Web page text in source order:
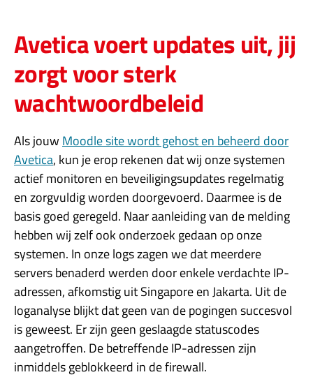
Avetica voert updates uit, jij
zorgt voor sterk
wachtwoordbeleid
Als jouw Moodle site wordt gehost en beheerd door
Avetica, kun je erop rekenen dat wij onze systemen
actief monitoren en beveiligingsupdates regelmatig
en zorgvuldig worden doorgevoerd. Daarmee is de
basis goed geregeld. Naar aanleiding van de melding
hebben wij zelf ook onderzoek gedaan op onze
systemen. In onze logs zagen we dat meerdere
servers benaderd werden door enkele verdachte IP-
adressen, afkomstig uit Singapore en Jakarta. Uit de
loganalyse blijkt dat geen van de pogingen succesvol
is geweest. Er zijn geen geslaagde statuscodes
aangetroffen. De betreffende IP-adressen zijn
inmiddels geblokkeerd in de firewall.